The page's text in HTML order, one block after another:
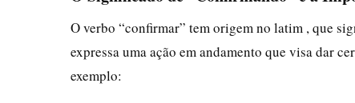
O verbo “confirmar” tem origem no latim , que
expressa uma ação em andamento que visa dar
exemplo: